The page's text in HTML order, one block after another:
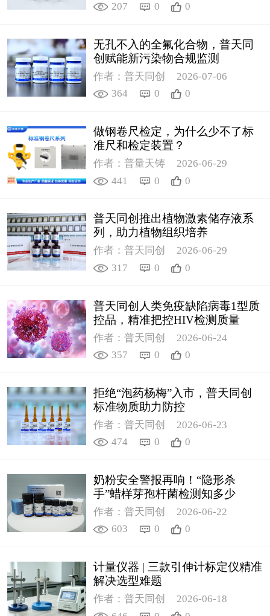
207
0 0
无孔不入的全氟化合物，普天同
创赋能新污染物合规监测
作者：普天同创
2026-07-06
364
0 0
做钢卷尺检定，为什么少不了标
准尺和检定装置？
作者：普量天铸
2026-06-29
441
0 0
普天同创推出植物激素储存液系
列，助力植物组织培养
作者：普天同创
2026-06-29
317
0 0
普天同创人类免疫缺陷病毒1型质
控品，精准把控HIV检测质量
作者：普天同创
2026-06-24
357
0 0
拒绝“泡药杨梅”入市，普天同创
标准物质助力防控
作者：普天同创
2026-06-23
474
0 0
奶粉安全警报再响！“隐形杀
手”蜡样芽孢杆菌检测知多少
作者：普天同创
2026-06-22
603
0 0
计量仪器 | 三款引伸计标定仪精准
解决选型难题
作者：普天同创
2026-06-18